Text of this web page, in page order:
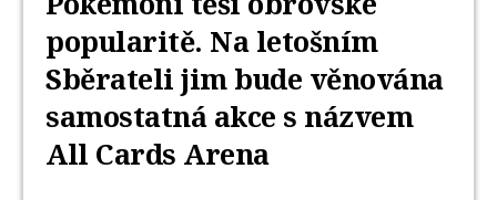
popularitě. Na letošním
Sběrateli jim bude věnována
samostatná akce s názvem
All Cards Arena